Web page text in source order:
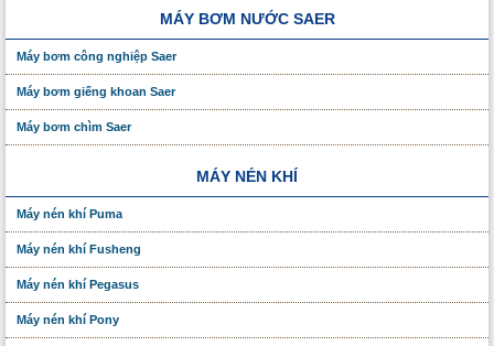
MÁY BƠM NƯỚC SAER
Máy bơm công nghiệp Saer
Máy bơm giếng khoan Saer
Máy bơm chìm Saer
MÁY NÉN KHÍ
Máy nén khí Puma
Máy nén khí Fusheng
Máy nén khí Pegasus
Máy nén khí Pony